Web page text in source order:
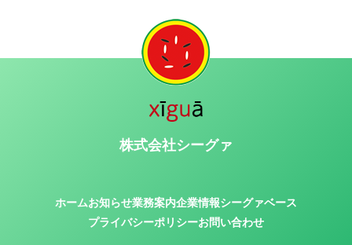
株式会社シーグァ
ホームお知らせ業務案内企業情報シーグァベース
プライバシーポリシーお問い合わせ